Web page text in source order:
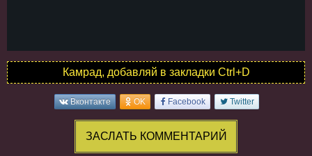
Камрад, добавляй в закладки Ctrl+D
Вконтакте OK Facebook Twitter
ЗАСЛАТЬ КОММЕНТАРИЙ